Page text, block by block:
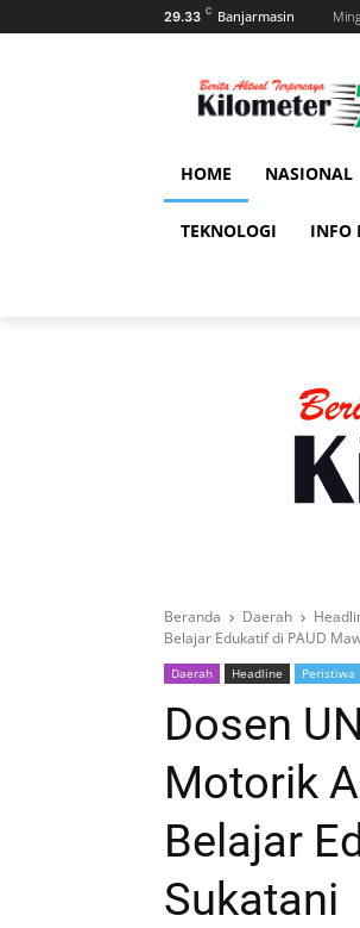
29.33 C Banjarmasin
HOME NASIONAL
TEKNOLOGI INFO
Beranda Daerah
Belajar Edukatif di PAUD
Daerah Headline Peristiwa
Dosen
Motorik
Belajar
Sukatani